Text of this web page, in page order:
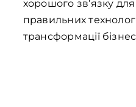
хорошого зв’язку
правильних
трансформації